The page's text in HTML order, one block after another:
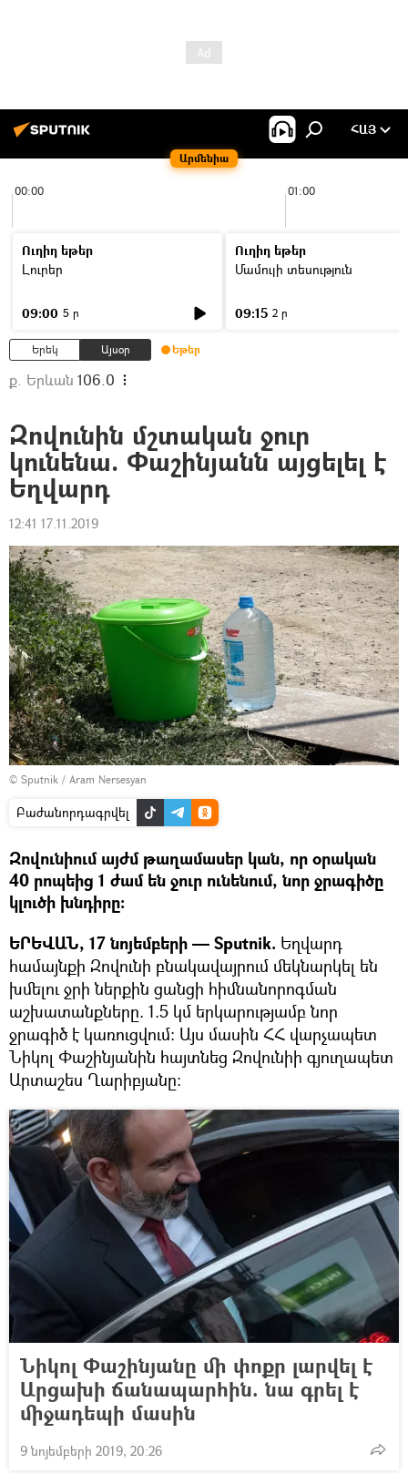
Արմենիա
ՀԱՅ
00:00 01:00
Ուղիղ եթեր
Լուրեր
09:00 5 ր
Ուղիղ եթեր
Մամուլի տեսություն
09:15 2 ր
Երեկ Այսօր Եթեր
ք. Երևան 106.0
Զովունին մշտական ջուր
կունենա. Փաշինյանն այցելել է
Եղվարդ
12:41 17.11.2019
© Sputnik / Aram Nersesyan
Բաժանորդագրվել
Զովունիում այժմ թաղամասեր կան, որ օրական
40 րոպեից 1 ժամ են ջուր ունենում, նոր ջրագիծը
կլուծի խնդիրը։
ԵՐԵՎԱՆ, 17 նոյեմբերի — Sputnik. Եղվարդ
համայնքի Զովունի բնակավայրում մեկնարկել են
խմելու ջրի ներքին ցանցի հիմնանորոգման
աշխատանքները. 1.5 կմ երկարությամբ նոր
ջրագիծ է կառուցվում։ Այս մասին ՀՀ վարչապետ
Նիկոլ Փաշինյանին հայտնեց Զովունիի գյուղապետ
Արտաշես Ղարիբյանը։
Նիկոլ Փաշինյանը մի փոքր լարվել է
Արցախի ճանապարհին. նա գրել է
միջադեպի մասին
9 նոյեմբերի 2019, 20:26